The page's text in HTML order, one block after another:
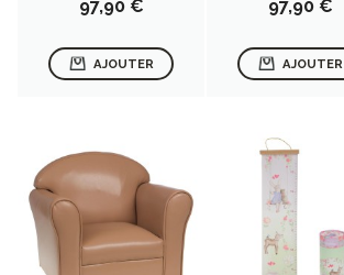
Prix
97,90 €
AJOUTER
Prix
97,90 €
AJOUTER